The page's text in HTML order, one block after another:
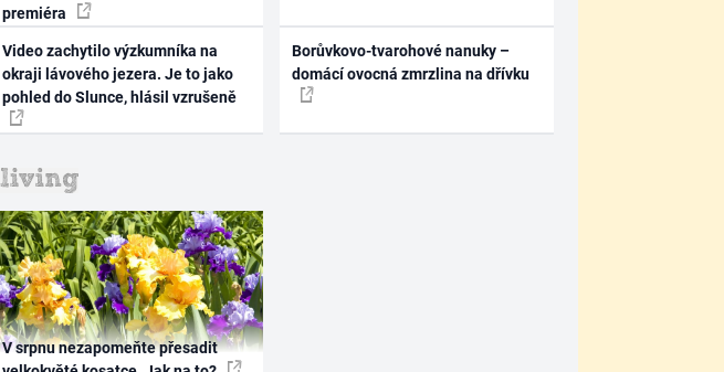
premiéra
Video zachytilo výzkumníka na
okraji lávového jezera. Je to jako
pohled do Slunce, hlásil vzrušeně
Borůvkovo-tvarohové nanuky –
domácí ovocná zmrzlina na dřívku
V srpnu nezapomeňte přesadit